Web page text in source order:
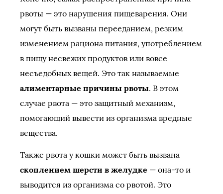
рвоты — это нарушения пищеварения. Они
могут быть вызваны перееданием, резким
изменением рациона питания, употреблением
в пищу несвежих продуктов или вовсе
несъедобных вещей. Это так называемые
алиментарные причины рвоты. В этом
случае рвота — это защитный механизм,
помогающий вывести из организма вредные
вещества.
Также рвота у кошки может быть вызвана
скоплением шерсти в желудке — она-то и
выводится из организма со рвотой. Это